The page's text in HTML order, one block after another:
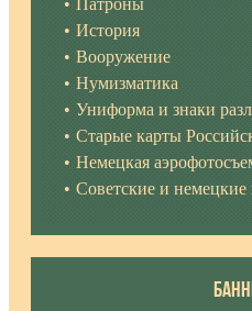
Патроны
История
Вооружение
Нумизматика
Униформа и знаки
Старые карты
Немецкая
Советские и немецкие